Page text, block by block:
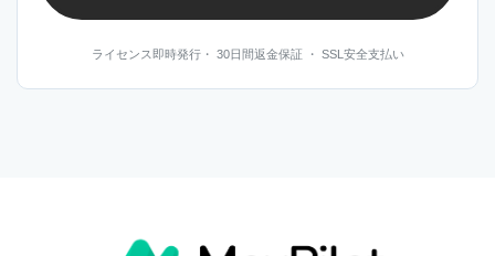
今はAmazon Prime Videoだけでも、今後使う範囲が
広がる可能性があるなら、先にAll-in-Oneを見ておく
と判断しやすくなります。必要になってから探し直
ライセンス即時発行・ 30日間返金保証 ・ SSL安全支払い